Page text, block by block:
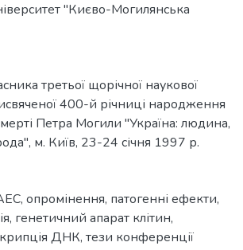
"Києво-Могилянська
третьої щорічної наукової
400-й річниці народження
Петра Могили "Україна: людина,
м. Київ, 23-24 січня 1997 р.
, опромінення, патогенні ефекти,
, генетичний апарат клітин,
ДНК, тези конференції